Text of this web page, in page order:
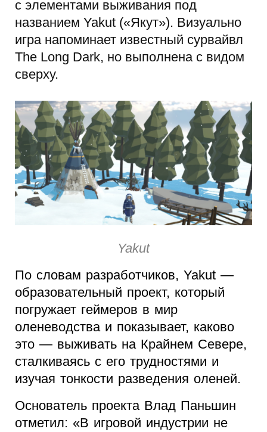
с элементами выживания под
названием Yakut («Якут»). Визуально
игра напоминает известный сурвайвл
The Long Dark, но выполнена с видом
сверху.
Yakut
По словам разработчиков, Yakut —
образовательный проект, который
погружает геймеров в мир
оленеводства и показывает, каково
это — выживать на Крайнем Севере,
сталкиваясь с его трудностями и
изучая тонкости разведения оленей.
Основатель проекта Влад Паньшин
отметил: «В игровой индустрии не